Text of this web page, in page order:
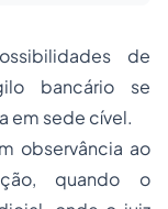
de
bancário se
em sede cível.
observância ao
quando o